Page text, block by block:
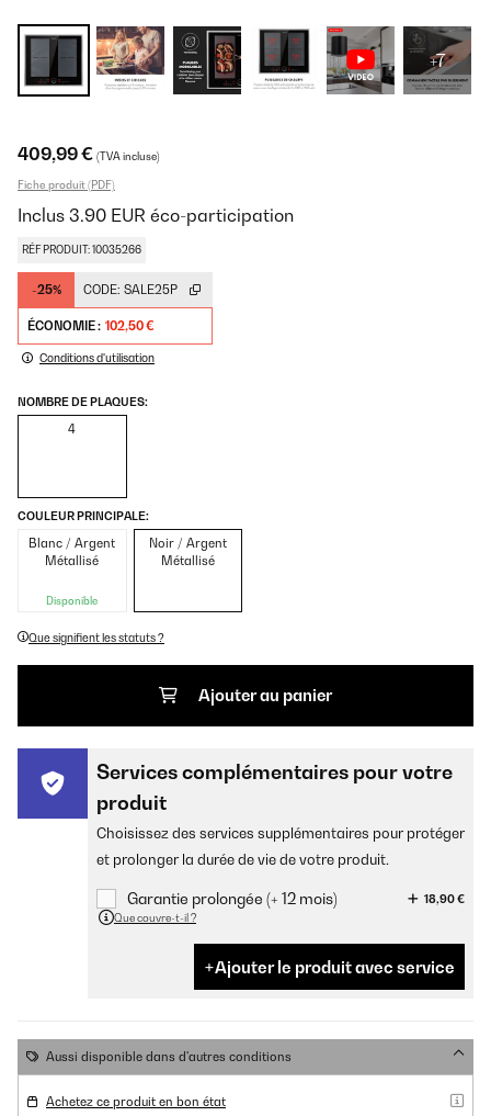
+7
409,99 € (TVA incluse)
Fiche produit (PDF)
Inclus 3.90 EUR éco-participation
RÉF PRODUIT: 10035266
-25% CODE: SALE25P
ÉCONOMIE : 102,50 €
Conditions d'utilisation
NOMBRE DE PLAQUES:
4
COULEUR PRINCIPALE:
Blanc / Argent
Métallisé
Disponible
Noir / Argent
Métallisé
Que signifient les statuts ?
Ajouter au panier
Services complémentaires pour votre
produit
Choisissez des services supplémentaires pour protéger
et prolonger la durée de vie de votre produit.
Garantie prolongée (+ 12 mois)
18,90 €
Que couvre-t-il ?
Ajouter le produit avec service
Aussi disponible dans d'autres conditions
Achetez ce produit en bon état